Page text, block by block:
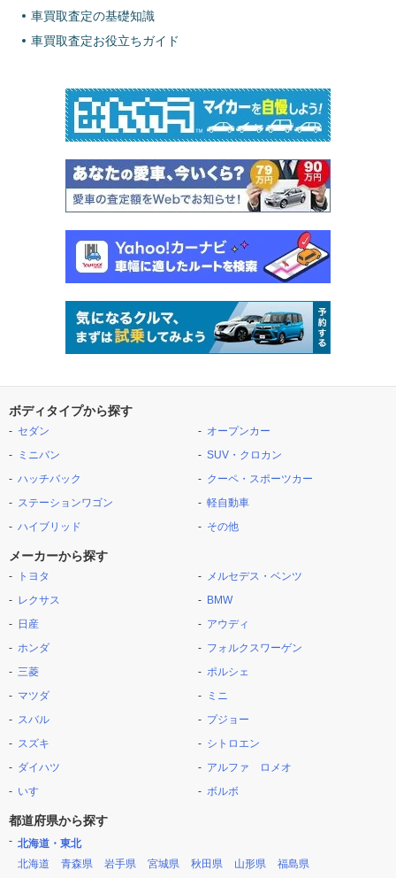
車買取査定の基礎知識
車買取査定お役立ちガイド
ボディタイプから探す
セダン
ミニバン
ハッチバック
ステーションワゴン
ハイブリッド
オープンカー
SUV・クロカン
クーペ・スポーツカー
軽自動車
その他
メーカーから探す
トヨタ
レクサス
日産
ホンダ
三菱
マツダ
スバル
スズキ
ダイハツ
いすゞ
メルセデス・ベンツ
BMW
アウディ
フォルクスワーゲン
ポルシェ
ミニ
プジョー
シトロエン
アルファ ロメオ
ボルボ
都道府県から探す
北海道・東北
北海道
青森県 岩手県 宮城県 秋田県 山形県 福島県